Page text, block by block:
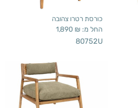
כורסת רטרו צהובה
החל מ: 1,890 ₪
80752U